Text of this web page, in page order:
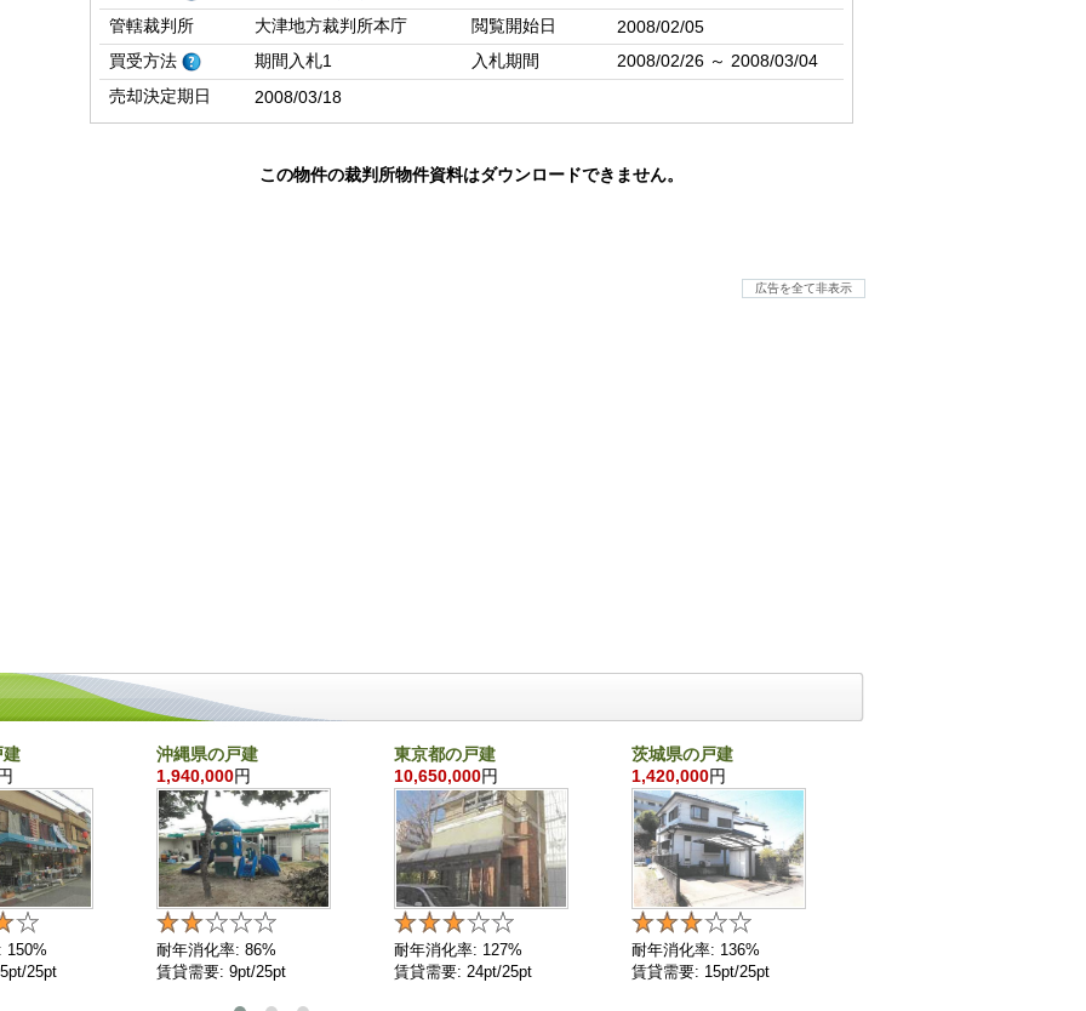
管轄裁判所
大津地方裁判所本庁 閲覧開始日
2008/02/05
買受方法
期間入札1 入札期間
2008/02/26 ～ 2008/03/04
売却決定期日
2008/03/18
この物件の裁判所物件資料はダウンロードできません。
広告を全て非表示
建
150%
25pt
沖縄県の戸建
1,940,000円
耐年消化率: 86%
賃貸需要: 9pt/25pt
東京都の戸建
10,650,000円
耐年消化率: 127%
賃貸需要: 24pt/25pt
茨城県の戸建
1,420,000円
耐年消化率: 136%
賃貸需要: 15pt/25pt